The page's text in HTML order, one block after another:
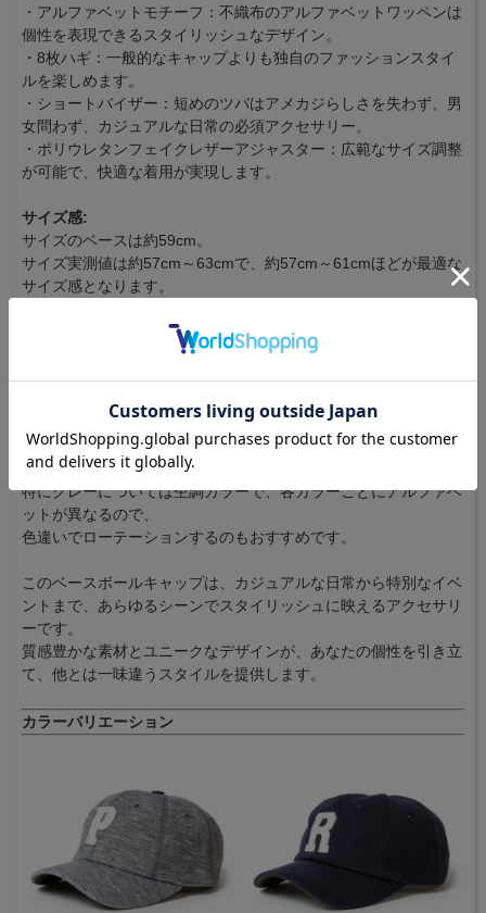
・アルファベットモチーフ：不織布のアルファベットワッペンは
個性を表現できるスタイリッシュなデザイン。
・8枚ハギ：一般的なキャップよりも独自のファッションスタイ
ルを楽しめます。
・ショートバイザー：短めのツバはアメカジらしさを失わず、男
女問わず、カジュアルな日常の必須アクセサリー。
・ポリウレタンフェイクレザーアジャスター：広範なサイズ調整
が可能で、快適な着用が実現します。
サイズ感:
サイズのベースは約59cm。
サイズ実測値は約57cm～63cmで、約57cm～61cmほどが最適な
サイズ感となります。
このキャップはシンプルながらも個性的で、ファッショナブルな
スタイルを求める方に最適です。
様々なアウトフィットに合わせやすく、アクセントとして華やか
さらに、PUレザーアジャスターにより、幅広いサイズ調整が可
能なため、どんな頭の形にも調整しやすいです。
特にグレーについては杢調カラーで、各カラーごとにアルファベ
ットが異なるので、
色違いでローテーションするのもおすすめです。
このベースボールキャップは、カジュアルな日常から特別なイベ
ントまで、あらゆるシーンでスタイリッシュに映えるアクセサリ
ーです。
質感豊かな素材とユニークなデザインが、あなたの個性を引き立
て、他とは一味違うスタイルを提供します。
カラーバリエーション